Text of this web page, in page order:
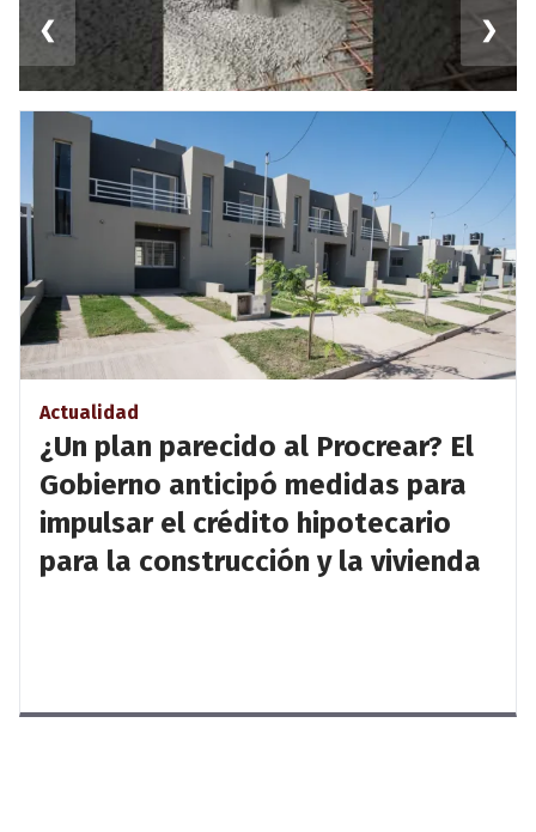
El mejor momento en la obra
❮ ❯
Actualidad
¿Un plan parecido al Procrear? El
Gobierno anticipó medidas para
impulsar el crédito hipotecario
para la construcción y la vivienda